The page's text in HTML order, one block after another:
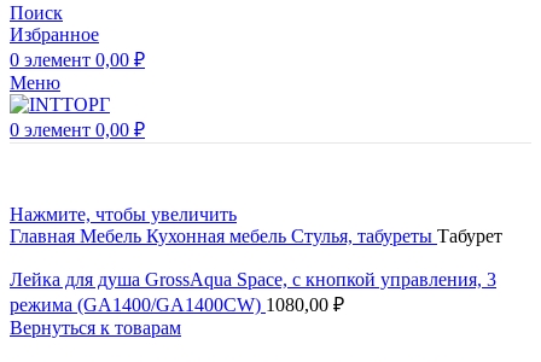
Поиск
Избранное
0 элемент 0,00 ₽
Меню
0 элемент 0,00 ₽
Нажмите, чтобы увеличить
Главная Мебель Кухонная мебель Стулья, табуреты Табурет
Лейка для душа GrossAqua Space, с кнопкой управления, 3
режима (GA1400/GA1400CW) 1080,00 ₽
Вернуться к товарам